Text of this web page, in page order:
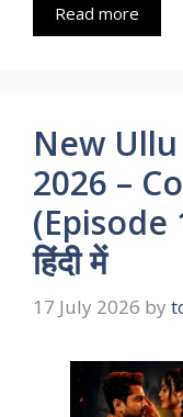
Read more
New
2026 –
(Episode
हिंदी में
17 July 2026 by